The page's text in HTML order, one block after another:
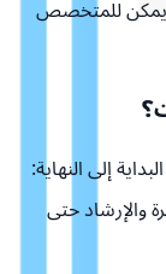
يورو، بينما يمكن للمتخصص
إلى النهاية:
والإرشاد حتى